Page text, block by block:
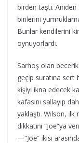
birden taştı.
birilerini
Bunlar kendilerini
oynuyorlardı.
Sarhoş olan
geçip suratına sert
kişiyi ikna edecek
kafasını sallayıp
yaklaştı. Wilson,
dikkatini “Joe”ya
—”Joe” ikisi